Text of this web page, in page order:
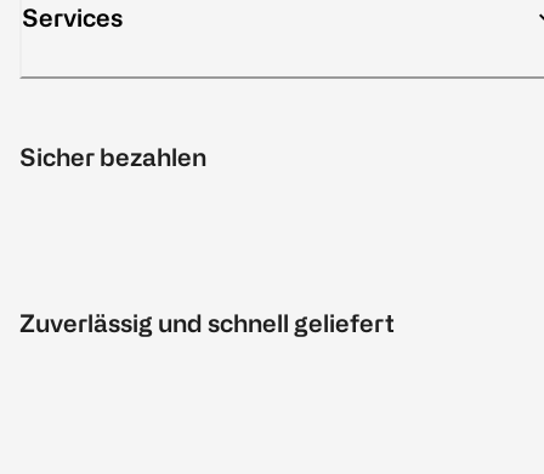
Services
Sicher bezahlen
Zuverlässig und schnell geliefert